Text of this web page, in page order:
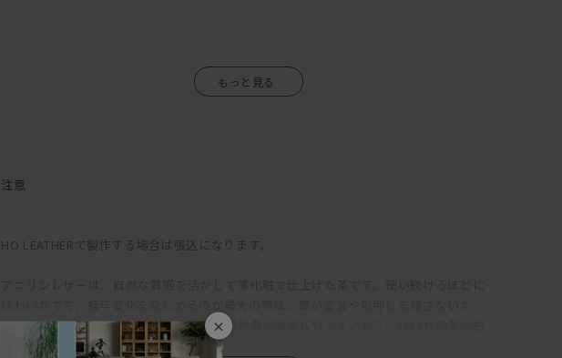
×
「自由に、気の向くままに」。MANIは、くつろぎ方の好みに合わせて、サイズやアーム
こみで身体を受けとめてくれる気持ちよさを備えている。背もたれが低く見えるが、こ
縫製は柔らかな輪郭の中に緊張感をもたらし、これにより、カジュアルにもシックにも合
わせられる絶妙な佇まいが生まれている。
注意
HO LEATHERで製作する場合は張込になります。
め、ナチュラルマークと呼ばれる牛皮の天然傷が表面に残っていたり、1枚1枚の革の色
味にバラつきがあります。また、ひっかき傷や染みがつきやすく、陽の光による色褪せ